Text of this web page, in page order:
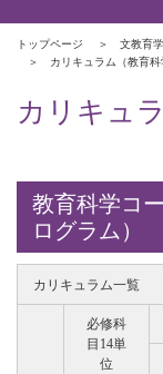
トップページ 文教育
カリキュラム（教育科
カリキュ
教育科学コ
ログラム）
カリキュラム一覧
必修科
目14単
位